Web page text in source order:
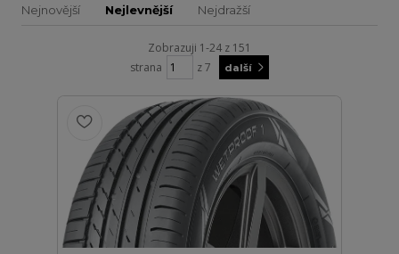
Nejnovější Nejlevnější Nejdražší
Zobrazuji 1-24 z 151
strana
z 7 další